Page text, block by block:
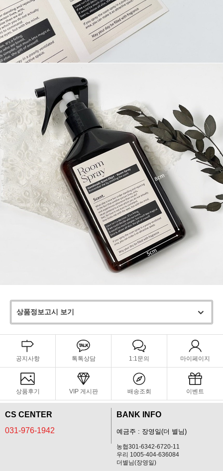
상품정보고시 보기
공지사항 톡톡상담 1:1문의 마이페이지
상품후기 VIP 게시판 배송조회 이벤트
CS CENTER
031-976-1942
BANK INFO
예금주 : 장영일(더 별님)
농협301-6342-6720-11
우리 1005-404-636084
더별님(장영일)